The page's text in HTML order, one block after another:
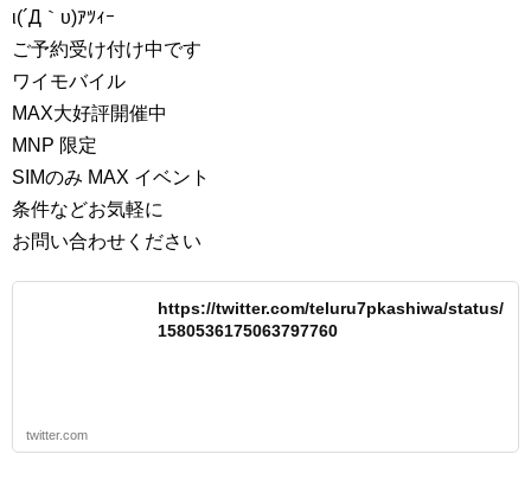
ι(´Д｀υ)ｱﾂｨｰ
ご予約受け付け中です
ワイモバイル
MAX大好評開催中
MNP 限定
SIMのみ MAX イベント
条件などお気軽に
お問い合わせください
https://twitter.com/teluru7pkashiwa/status/
1580536175063797760
twitter.com